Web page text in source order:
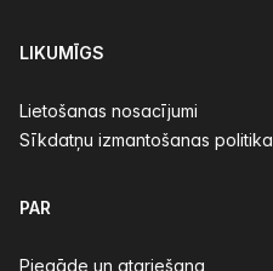
LIKUMĪGS
Lietošanas nosacījumi
Sīkdatņu izmantošanas politika
PAR
Piegāde un atgriešana